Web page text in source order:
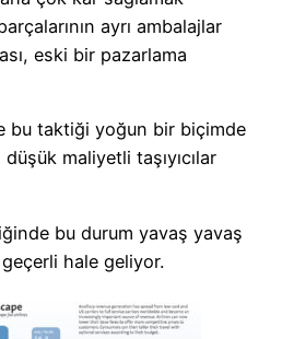
ayrı ambalajlar
eski bir pazarlama
bu taktiği yoğun bir biçimde
maliyetli taşıyıcılar
bu durum yavaş yavaş
hale geliyor.